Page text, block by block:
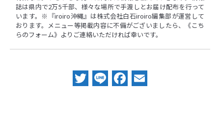
誌は県内で2万5千部、様々な場所で手渡しとお届け配布を行って
います。※『iroiro沖縄』は株式会社白石iroiro編集部が運営して
おります。メニュー等掲載内容に不備がございましたら、
《こち
らのフォーム》 よりご連絡いただければ幸いです。
Twitter
LineFacebook